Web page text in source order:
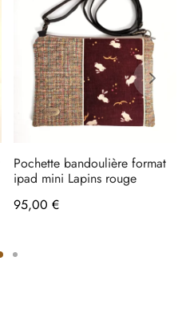
Pochette bandoulière format
ipad mini Lapins rouge
95,00 €